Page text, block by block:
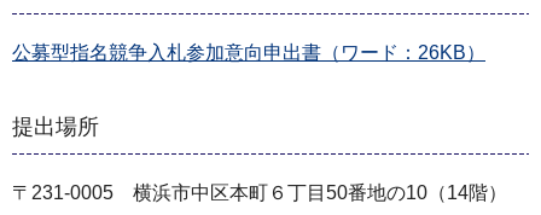
公募型指名競争入札参加意向申出書（ワード：26KB）
提出場所
〒231-0005 横浜市中区本町６丁目50番地の10（14階）